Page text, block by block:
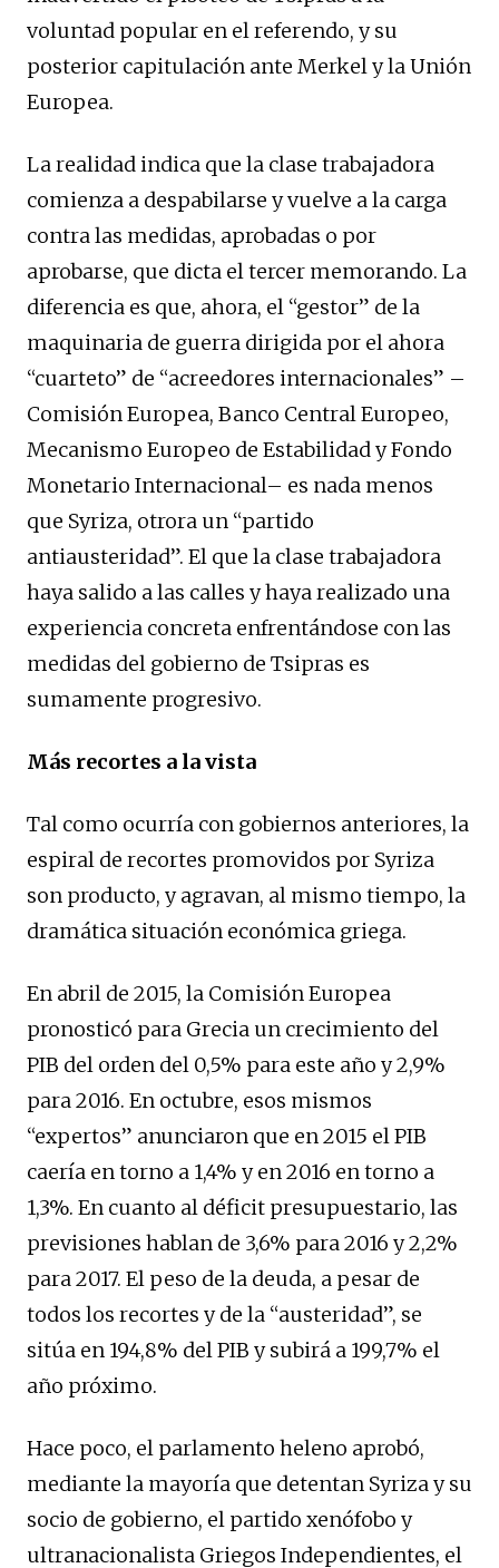
voluntad popular en el referendo, y su
posterior capitulación ante Merkel y la Unión
Europea.
La realidad indica que la clase trabajadora
comienza a despabilarse y vuelve a la carga
contra las medidas, aprobadas o por
aprobarse, que dicta el tercer memorando. La
diferencia es que, ahora, el “gestor” de la
maquinaria de guerra dirigida por el ahora
“cuarteto” de “acreedores internacionales” –
Comisión Europea, Banco Central Europeo,
Mecanismo Europeo de Estabilidad y Fondo
Monetario Internacional– es nada menos
que Syriza, otrora un “partido
antiausteridad”. El que la clase trabajadora
haya salido a las calles y haya realizado una
experiencia concreta enfrentándose con las
medidas del gobierno de Tsipras es
sumamente progresivo.
Más recortes a la vista
Tal como ocurría con gobiernos anteriores, la
espiral de recortes promovidos por Syriza
son producto, y agravan, al mismo tiempo, la
dramática situación económica griega.
En abril de 2015, la Comisión Europea
pronosticó para Grecia un crecimiento del
PIB del orden del 0,5% para este año y 2,9%
para 2016. En octubre, esos mismos
“expertos” anunciaron que en 2015 el PIB
caería en torno a 1,4% y en 2016 en torno a
1,3%. En cuanto al déficit presupuestario, las
previsiones hablan de 3,6% para 2016 y 2,2%
para 2017. El peso de la deuda, a pesar de
todos los recortes y de la “austeridad”, se
sitúa en 194,8% del PIB y subirá a 199,7% el
año próximo.
Hace poco, el parlamento heleno aprobó,
mediante la mayoría que detentan Syriza y su
socio de gobierno, el partido xenófobo y
ultranacionalista Griegos Independientes, el